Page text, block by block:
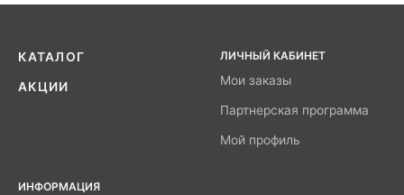
КАТАЛОГ
АКЦИИ
ЛИЧНЫЙ КАБИНЕТ
Мои заказы
Партнерская программа
Мой профиль
ИНФОРМАЦИЯ